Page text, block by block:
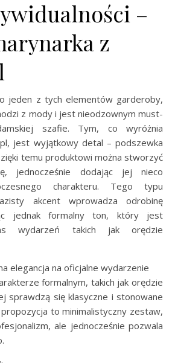
–
z
jeden z tych elementów garderoby,
z mody i jest nieodzownym must-
szafie. Tym, co wyróżnia
jest wyjątkowy detal – podszewka
temu produktowi można stworzyć
jednocześnie dodając jej nieco
charakteru. Tego typu
akcent wprowadza odrobinę
jednak formalny ton, który jest
wydarzeń takich jak orędzie
elegancja na oficjalne wydarzenie
formalnym, takich jak orędzie
sprawdzą się klasyczne i stonowane
to minimalistyczny zestaw,
ale jednocześnie pozwala